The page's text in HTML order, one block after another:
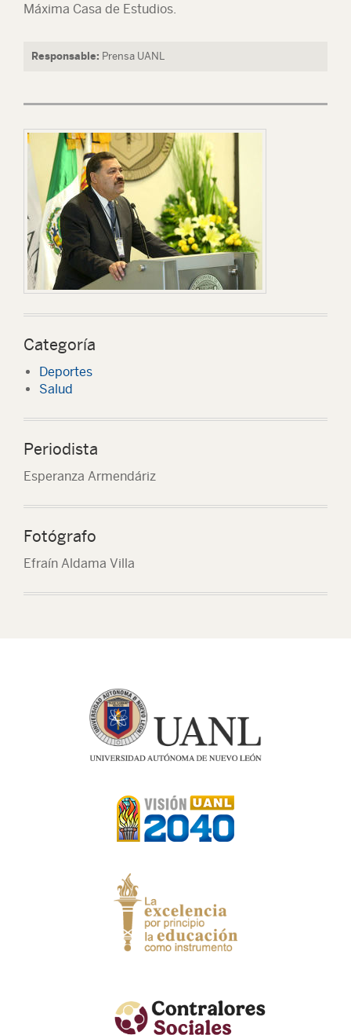
Máxima Casa de Estudios.
Responsable: Prensa UANL
Categoría
Deportes
Salud
Periodista
Esperanza Armendáriz
Fotógrafo
Efraín Aldama Villa